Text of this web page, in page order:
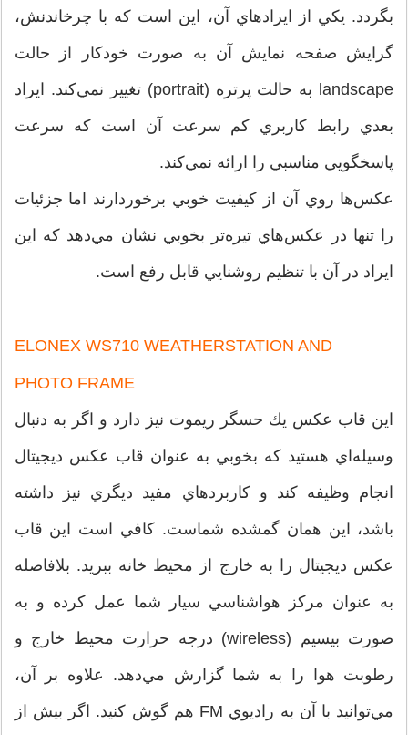
بگردد. يكي از ايرادهاي آن، اين است كه با چرخاندنش،
گرايش صفحه نمايش آن به صورت خودكار از حالت
landscape به حالت پرتره (portrait) تغيير نمي‌كند. ايراد
بعدي رابط كاربري كم سرعت آن است كه سرعت
پاسخگويي مناسبي را ارائه نمي‌كند.
عكس‌ها روي آن از كيفيت خوبي برخوردارند اما جزئيات
را تنها در عكس‌هاي تيره‌تر بخوبي نشان مي‌دهد كه اين
ايراد در آن با تنظيم روشنايي قابل رفع است.
ELONEX WS710 WEATHERSTATION AND
PHOTO FRAME
اين قاب عكس يك حسگر ريموت نیز دارد و اگر به دنبال
وسيله‌اي هستيد كه بخوبي به عنوان قاب عكس ديجيتال
انجام وظيفه كند و كاربردهاي مفيد ديگري نيز داشته
باشد، اين همان گمشده شماست. كافي است اين قاب
عكس ديجيتال را به خارج از محيط خانه ببريد. بلافاصله
به عنوان مركز هواشناسي سيار شما عمل كرده و به
صورت بيسيم (wireless) درجه حرارت محيط خارج و
رطوبت هوا را به شما گزارش مي‌دهد. علاوه بر آن،
مي‌توانيد با آن به راديوي FM هم گوش كنيد. اگر بيش از